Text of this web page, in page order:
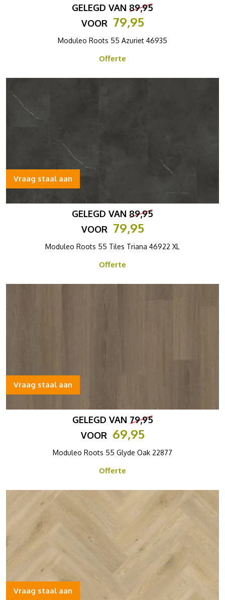
GELEGD VAN 89,95
VOOR 79,95
Moduleo Roots 55 Azuriet 46935
Offerte
GELEGD VAN 89,95
VOOR 79,95
Moduleo Roots 55 Tiles Triana 46922 XL
Offerte
Vraag staal aan
GELEGD VAN 79,95
VOOR 69,95
Moduleo Roots 55 Glyde Oak 22877
Offerte
Vraag staal aan
Vraag staal aan